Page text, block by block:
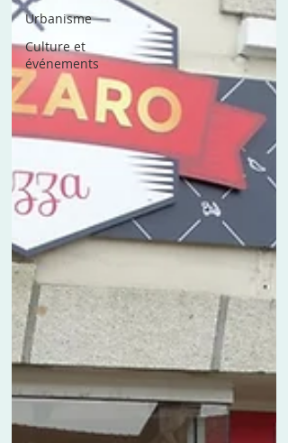
Urbanisme
Culture et
événements